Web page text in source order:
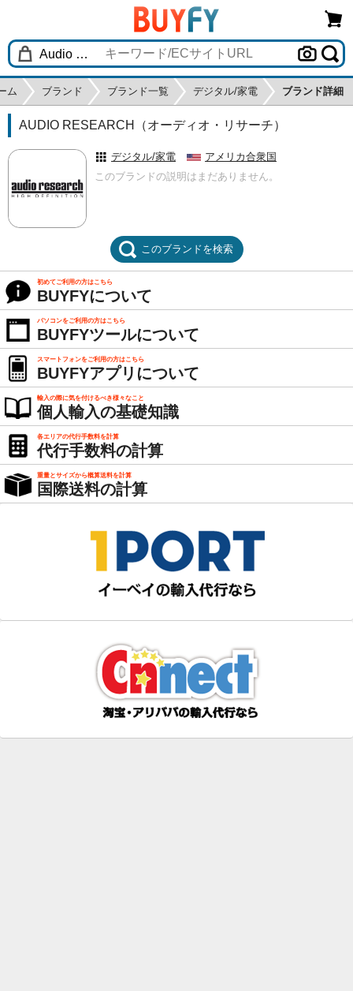
ム ブランド ブランド一覧 デジタル/家電 ブランド詳細
AUDIO RESEARCH（オーディオ・リサーチ）
デジタル/家電
アメリカ合衆国
このブランドの説明はまだありません。
このブランドを検索
初めてご利用の方はこちら
BUYFYについて
パソコンをご利用の方はこちら
BUYFYツールについて
スマートフォンをご利用の方はこちら
BUYFYアプリについて
輸入の際に気を付けるべき様々なこと
個人輸入の基礎知識
各エリアの代行手数料を計算
代行手数料の計算
重量とサイズから概算送料を計算
国際送料の計算